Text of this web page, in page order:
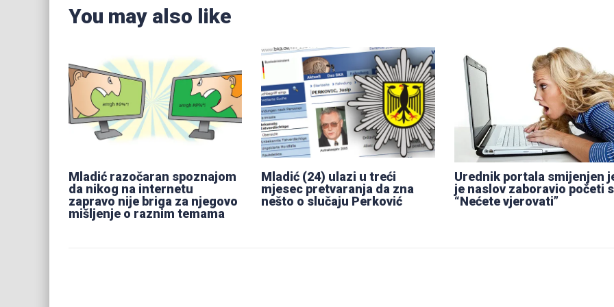
You may also like
Mladić razočaran spoznajom
da nikog na internetu
zapravo nije briga za njegovo
mišljenje o raznim temama
Mladić (24) ulazi u treći
mjesec pretvaranja da zna
nešto o slučaju Perković
Urednik portala smijenjen
je naslov zaboravio početi s
“Nećete vjerovati”